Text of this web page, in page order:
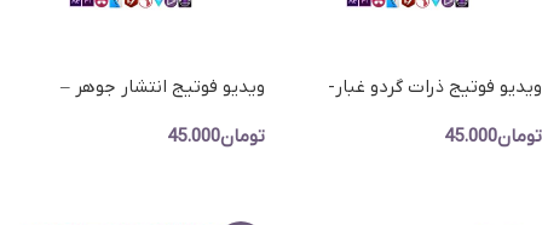
ویدیو فوتیج ذرات گردو غبار-
تومان45.000
ویدیو فوتیج انتشار جوهر –
آب
تومان45.000